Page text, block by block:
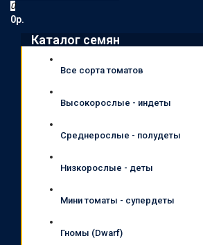
0
0р.
Каталог семян
Все сорта томатов
Высокорослые - индеты
Среднерослые - полудеты
Низкорослые - деты
Мини томаты - супердеты
Гномы (Dwarf)